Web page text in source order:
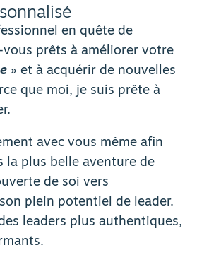
en quête de
vous prêts à améliorer votre
» et à acquérir de nouvelles
que moi, je suis prête à
avec vous même afin
la plus belle aventure de
de soi vers
plein potentiel de leader.
leaders plus authentiques,